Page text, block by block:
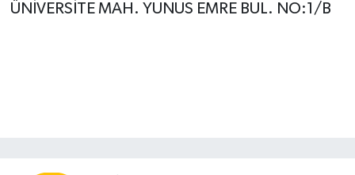
ÜNİVERSİTE MAH. YUNUS EMRE BUL. NO:1/B